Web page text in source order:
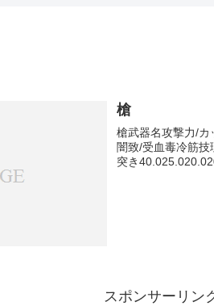
槍
槍武器名攻撃力/
闇致/受血毒冷筋
突き
スポンサーリン